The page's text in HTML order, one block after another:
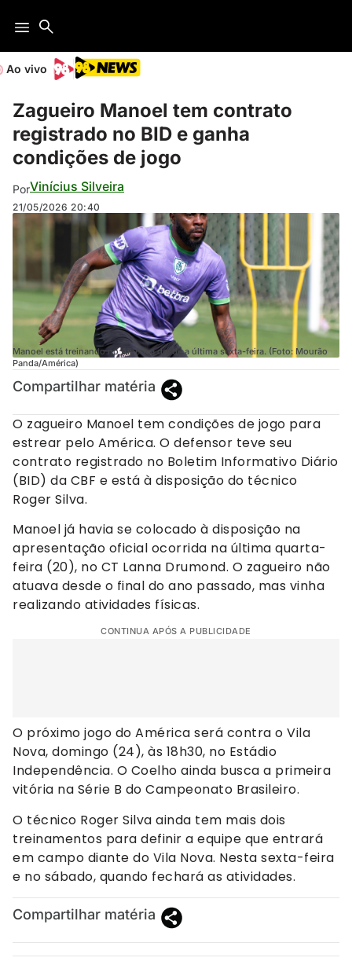
Ao vivo
Zagueiro Manoel tem contrato
registrado no BID e ganha
condições de jogo
PorVinícius Silveira
21/05/2026 20:40
Manoel está treinando no América desde a última sexta-feira. (Foto: Mourão
Panda/América)
Compartilhar matéria
O zagueiro Manoel tem condições de jogo para
estrear pelo América. O defensor teve seu
contrato registrado no Boletim Informativo Diário
(BID) da CBF e está à disposição do técnico
Roger Silva.
Manoel já havia se colocado à disposição na
apresentação oficial ocorrida na última quarta-
feira (20), no CT Lanna Drumond. O zagueiro não
atuava desde o final do ano passado, mas vinha
realizando atividades físicas.
CONTINUA APÓS A PUBLICIDADE
O próximo jogo do América será contra o Vila
Nova, domingo (24), às 18h30, no Estádio
Independência. O Coelho ainda busca a primeira
vitória na Série B do Campeonato Brasileiro.
O técnico Roger Silva ainda tem mais dois
treinamentos para definir a equipe que entrará
em campo diante do Vila Nova. Nesta sexta-feira
e no sábado, quando fechará as atividades.
Compartilhar matéria